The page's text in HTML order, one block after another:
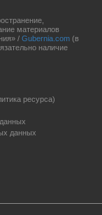
материалов
/ Gubernia.com (в
наличие
ресурса)
данных